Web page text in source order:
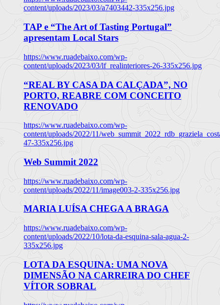
content/uploads/2023/03/a7403442-335x256.jpg
TAP e “The Art of Tasting Portugal”
apresentam Local Stars
https://www.ruadebaixo.com/wp-
content/uploads/2023/03/lf_realinteriores-26-335x256.jpg
“REAL BY CASA DA CALÇADA”, NO
PORTO, REABRE COM CONCEITO
RENOVADO
https://www.ruadebaixo.com/wp-
content/uploads/2022/11/
47-335x256.jpg
Web Summit 2022
https://www.ruadebaixo.com/wp-
content/uploads/2022/11/image003-2-335x256.jpg
MARIA LUÍSA CHEGA A BRAGA
https://www.ruadebaixo.com/wp-
content/uploads/2022/10/lota-da-esquina-sala-agua-2-
335x256.jpg
LOTA DA ESQUINA: UMA NOVA
DIMENSÃO NA CARREIRA DO CHEF
VÍTOR SOBRAL